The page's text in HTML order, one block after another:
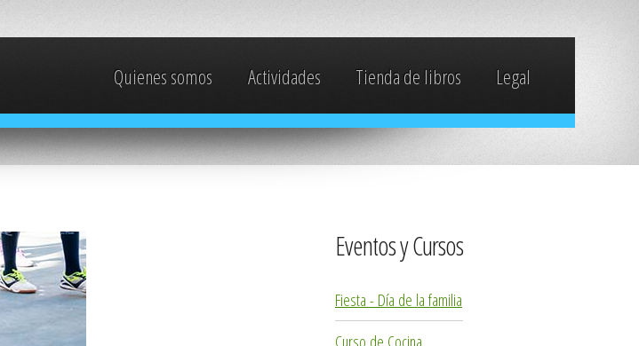
Quienes somos Actividades Tienda de libros Legal
Eventos y Cursos
Fiesta - Día de la familia
Curso de Cocina